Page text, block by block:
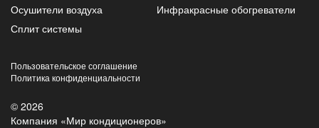
Осушители воздуха
Инфракрасные обогреватели
Сплит системы
Пользовательское соглашение
Политика конфиденциальности
© 2026
Компания «Мир кондиционеров»